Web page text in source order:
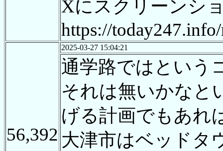
Xにスクリーンシ
https://
56,392
2025-03-27 15:04:21
通学路ではという
それは無いかなと
げる計画でもあれ
大津市はベッドタ